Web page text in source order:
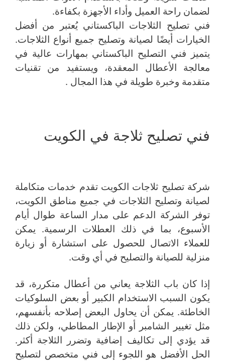
لضمان راحة العميل وأداء الأجهزة بكفاءة.
فني تصليح الثلاجات الباكستاني يُعتبر من أفضل
الخيارات أيضًا لصيانة وتصليح جميع أنواع الثلاجات.
يتميز فني التصليح الباكستاني بمهارات عالية في
معالجة الأعطال المعقدة، ويستفيد من تقنيات
متقدمة وخبرة طويلة في هذا المجال .
فني تصليح ثلاجة في الكويت
شركة تصليح ثلاجات الكويت تقدم خدمات متكاملة
لصيانة وتصليح الثلاجات في جميع مناطق الكويت،
توفر الشركة الدعم على مدار الساعة طوال أيام
الأسبوع، بما في ذلك العطلات الرسمية. يمكن
للعملاء الاتصال للحصول على استشارة أو زيارة
منزلية للصيانة والتصليح في أي وقت.
إذا كان باب الثلاجة يعاني من أعطال متكررة، قد
يكون السبب الاستخدام الكبير أو بعض السلوكيات
الخاطئة. يمكن أن يحاول البعض إصلاحه بأنفسهم،
مثل تغيير الشامبر أو الإطار المطاطي، ولكن ذلك
قد يؤدي إلى تكاليف إضافية وتضرر الثلاجة أكثر.
الحل الأفضل هو اللجوء إلى فني متخصص لتصليح